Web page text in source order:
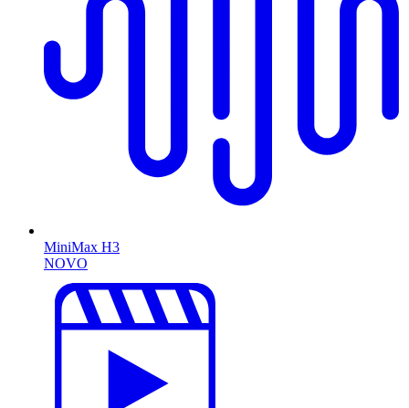
MiniMax H3
NOVO